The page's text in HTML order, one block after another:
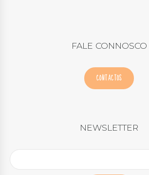
FALE CONNOSCO
CONTACTOS
NEWSLETTER